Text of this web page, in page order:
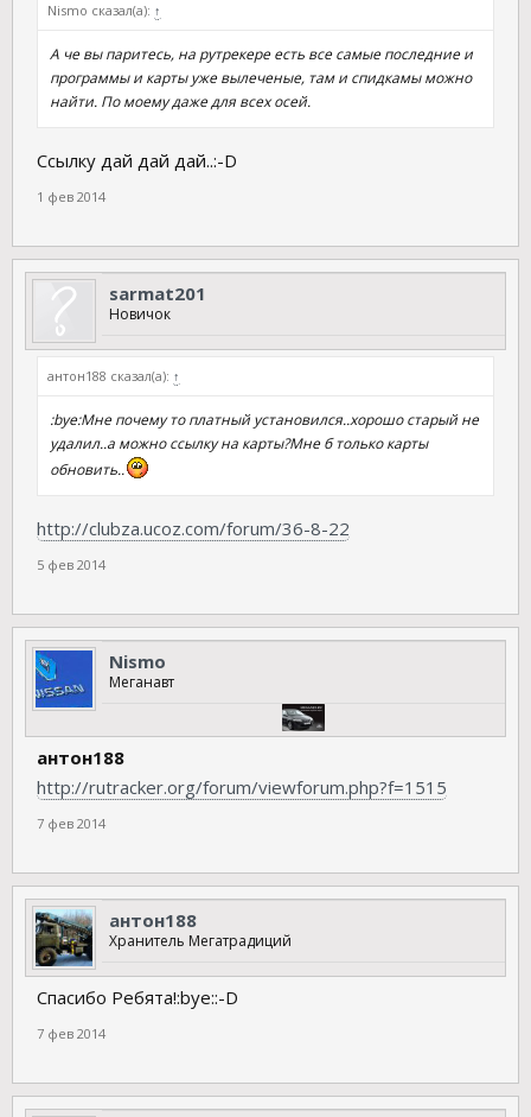
Nismo сказал(а): ↑
А че вы паритесь, на рутрекере есть все самые последние и
программы и карты уже вылеченые, там и спидкамы можно
найти. По моему даже для всех осей.
Ссылку дай дай дай..:-D
1 фев 2014
sarmat201
Новичок
антон188 сказал(а): ↑
:bye:Мне почему то платный установился..хорошо старый не
удалил..а можно ссылку на карты?Мне б только карты
обновить..
http://clubza.ucoz.com/forum/36-8-22
5 фев 2014
Nismo
Меганавт
антон188
http://rutracker.org/forum/viewforum.php?f=1515
7 фев 2014
антон188
Хранитель Мегатрадиций
Спасибо Ребята!:bye::-D
7 фев 2014